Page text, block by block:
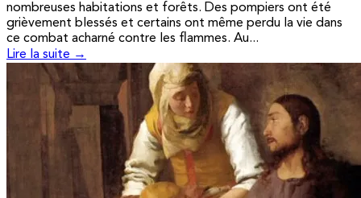
nombreuses habitations et forêts. Des pompiers ont été
grièvement blessés et certains ont même perdu la vie dans
ce combat acharné contre les flammes. Au...
Lire la suite →